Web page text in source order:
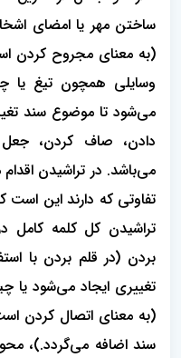
ساختن مهر یا امضای
(به معنای مجروح کردن
وسایلی همچون تیغ یا
می‌شود تا موضوع سند
دادن، صاف کردن،
می‌باشد. در تراشیدن
تفاوتی که دارند این
تراشیدن کل کلمه کامل
بردن (در قلم بردن با
تغییری ایجاد می‌شود یا
(به معنای اتصال کردن
سند اضافه می‌گردد.)،